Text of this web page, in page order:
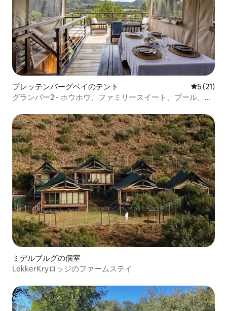
プレッテンバーグベイのテント レビュー
5 (21)
グランパー2 - ホウホウ、ファミリースイート、プール、プ
ミデルブルグの個室
LekkerKryロッジのファームステイ